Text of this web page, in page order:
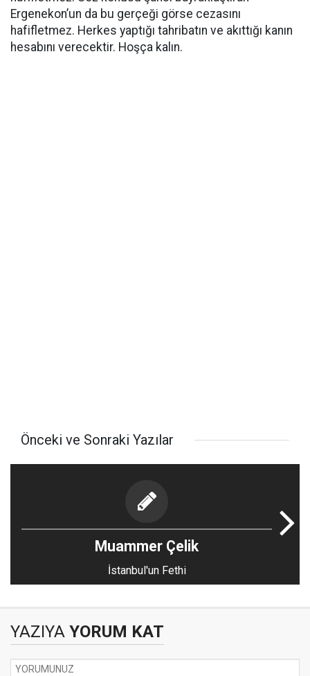
Ergenekon’un da bu gerçeği görse cezasını
hafifletmez. Herkes yaptığı tahribatın ve akıttığı kanın
hesabını verecektir. Hoşça kalın.
Önceki ve Sonraki Yazılar
Muammer Çelik
İstanbul'un Fethi
YAZIYA YORUM KAT